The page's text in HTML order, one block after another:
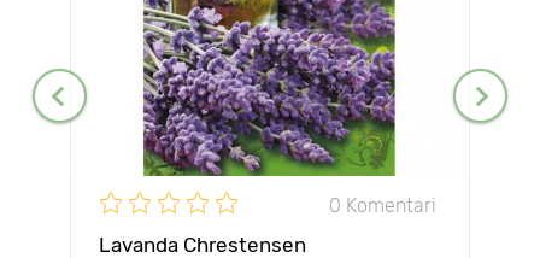
0 Komentari
Lavanda Chrestensen